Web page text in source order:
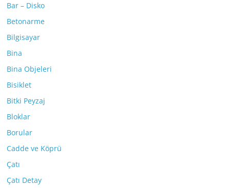
Bar – Disko
Betonarme
Bilgisayar
Bina
Bina Objeleri
Bisiklet
Bitki Peyzaj
Bloklar
Borular
Cadde ve Köprü
Çatı
Çatı Detay